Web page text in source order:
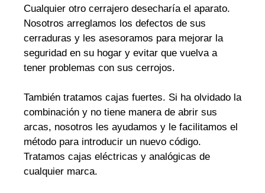
Cualquier otro cerrajero desecharía el aparato.
Nosotros arreglamos los defectos de sus
cerraduras y les asesoramos para mejorar la
seguridad en su hogar y evitar que vuelva a
tener problemas con sus cerrojos.
También tratamos cajas fuertes. Si ha olvidado la
combinación y no tiene manera de abrir sus
arcas, nosotros les ayudamos y le facilitamos el
método para introducir un nuevo código.
Tratamos cajas eléctricas y analógicas de
cualquier marca.